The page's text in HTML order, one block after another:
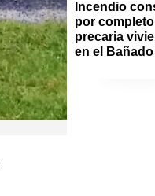
Incendio
por
precaria
en el